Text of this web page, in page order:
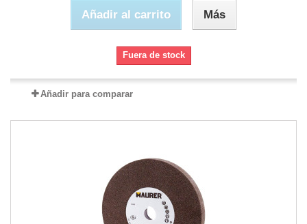
Añadir al carrito Más
Fuera de stock
Añadir para comparar